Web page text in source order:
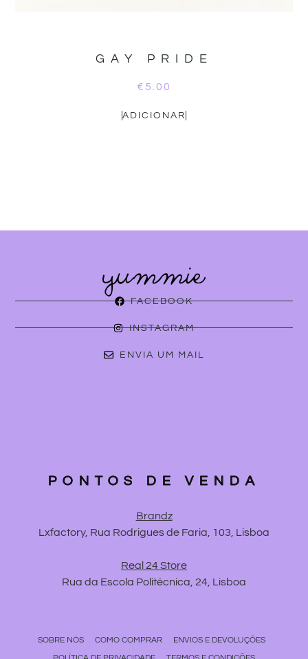
GAY PRIDE
€ 5.00
ADICIONAR
FACEBOOK
INSTAGRAM
ENVIA UM MAIL
PONTOS DE VENDA
Brandz
Lxfactory, Rua Rodrigues de Faria, 103, Lisboa
Real 24 Store
Rua da Escola Politécnica, 24, Lisboa
SOBRE NÓS COMO COMPRAR
ENVIOS E DEVOLUÇÕES